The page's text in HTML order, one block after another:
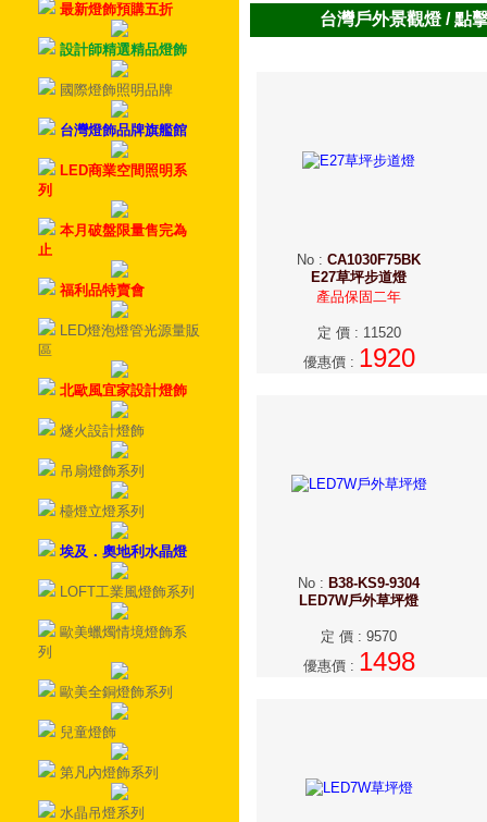
最新燈飾預購五折
設計師精選精品燈飾
國際燈飾照明品牌
台灣燈飾品牌旗艦館
LED商業空間照明系
列
本月破盤限量售完為
止
福利品特賣會
LED燈泡燈管光源量販
區
北歐風宜家設計燈飾
燧火設計燈飾
吊扇燈飾系列
檯燈立燈系列
埃及．奧地利水晶燈
LOFT工業風燈飾系列
歐美蠟燭情境燈飾系
列
歐美全銅燈飾系列
兒童燈飾
第凡內燈飾系列
水晶吊燈系列
台灣戶外景觀燈 / 點
No : CA1030F75BK
E27草坪步道燈
產品保固二年
定 價: 11520
優惠價: 1920
No : B38-KS9-9304
LED7W戶外草坪燈
定 價 : 9570
優惠價: 1498